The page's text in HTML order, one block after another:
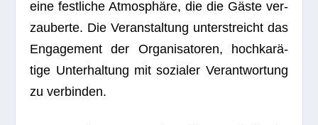
eine fest­li­che Atmo­sphäre, die die Gäste ver­
zau­berte. Die Ver­an­stal­tung unter­streicht das
Enga­ge­ment der Orga­ni­sa­to­ren, hoch­ka­rä­
tige Unter­hal­tung mit sozia­ler Ver­ant­wor­tung
zu verbinden.